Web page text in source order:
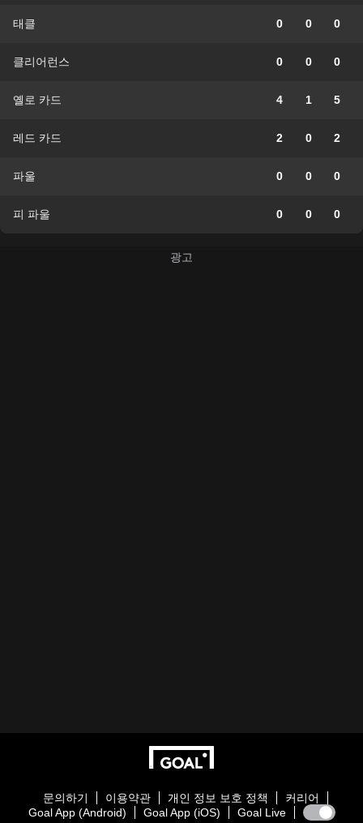
태클 0 0 0
클리어런스 0 0 0
옐로 카드 4 1 5
레드 카드 2 0 2
파울 0 0 0
피 파울 0 0 0
문의하기 이용약관 개인 정보 보호 정책
커리어
Goal App (Android)
Goal App (iOS) Goal Live